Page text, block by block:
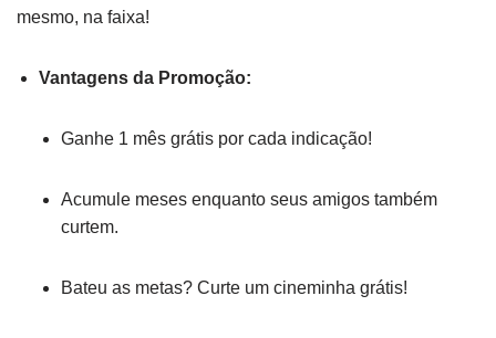
mesmo, na faixa!
Vantagens da Promoção:
Ganhe 1 mês grátis por cada indicação!
Acumule meses enquanto seus amigos também
curtem.
Bateu as metas? Curte um cineminha grátis!